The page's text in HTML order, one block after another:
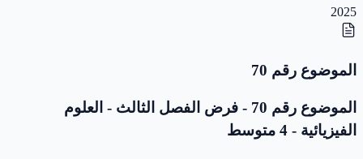
2025
الموضوع رقم 70
الموضوع رقم 70 - فرض الفصل الثالث - العلوم
الفيزيائية - 4 متوسط